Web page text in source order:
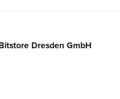
Dresden GmbH